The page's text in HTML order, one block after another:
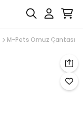
M-Pets Omuz Çantası